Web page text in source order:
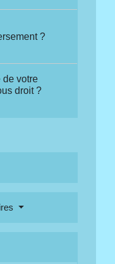
?
de votre
droit ?